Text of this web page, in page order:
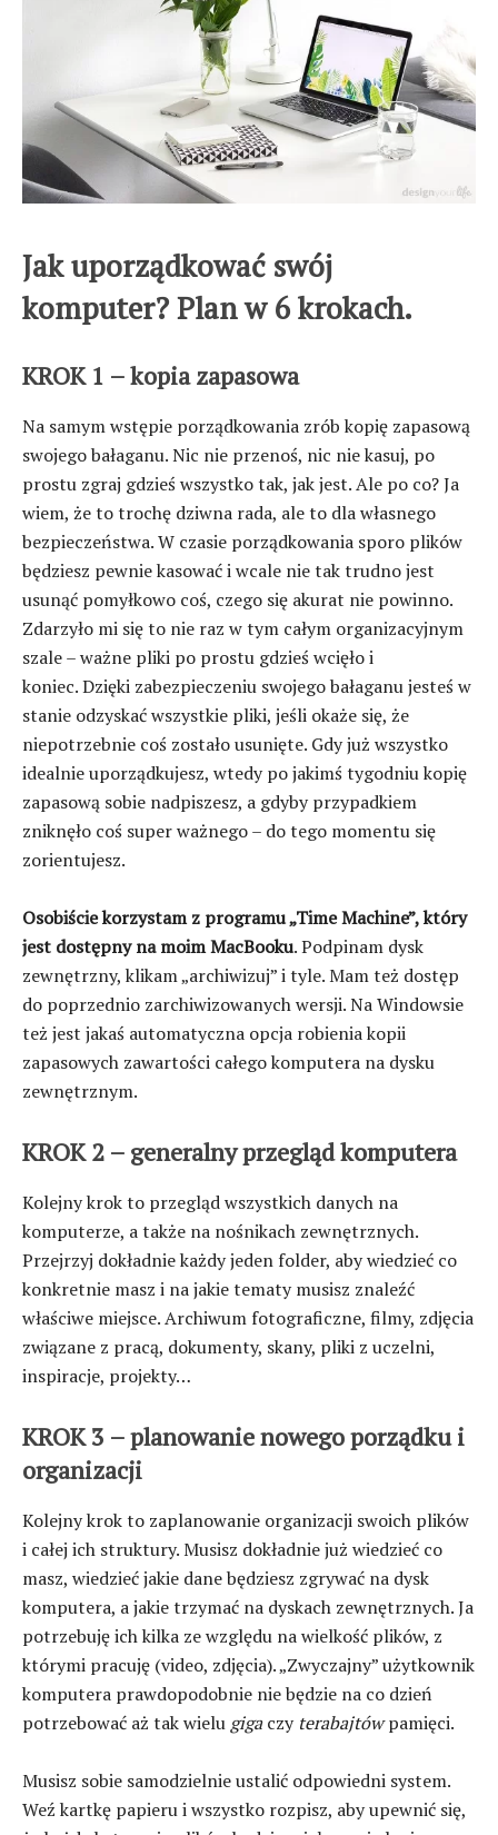
Jak uporządkować swój
komputer? Plan w 6 krokach.
KROK 1 – kopia zapasowa
Na samym wstępie porządkowania zrób kopię zapasową
swojego bałaganu. Nic nie przenoś, nic nie kasuj, po
prostu zgraj gdzieś wszystko tak, jak jest. Ale po co? Ja
wiem, że to trochę dziwna rada, ale to dla własnego
bezpieczeństwa. W czasie porządkowania sporo plików
będziesz pewnie kasować i wcale nie tak trudno jest
usunąć pomyłkowo coś, czego się akurat nie powinno.
Zdarzyło mi się to nie raz w tym całym organizacyjnym
szale – ważne pliki po prostu gdzieś wcięło i
koniec. Dzięki zabezpieczeniu swojego bałaganu jesteś w
stanie odzyskać wszystkie pliki, jeśli okaże się, że
niepotrzebnie coś zostało usunięte. Gdy już wszystko
idealnie uporządkujesz, wtedy po jakimś tygodniu kopię
zapasową sobie nadpiszesz, a gdyby przypadkiem
zniknęło coś super ważnego – do tego momentu się
zorientujesz.
Osobiście korzystam z programu „Time Machine”, który
jest dostępny na moim MacBooku. Podpinam dysk
zewnętrzny, klikam „archiwizuj” i tyle. Mam też dostęp
do poprzednio zarchiwizowanych wersji. Na Windowsie
też jest jakaś automatyczna opcja robienia kopii
zapasowych zawartości całego komputera na dysku
zewnętrznym.
KROK 2 – generalny przegląd komputera
Kolejny krok to przegląd wszystkich danych na
komputerze, a także na nośnikach zewnętrznych.
Przejrzyj dokładnie każdy jeden folder, aby wiedzieć co
konkretnie masz i na jakie tematy musisz znaleźć
właściwe miejsce. Archiwum fotograficzne, filmy, zdjęcia
związane z pracą, dokumenty, skany, pliki z uczelni,
inspiracje, projekty…
KROK 3 – planowanie nowego porządku i
organizacji
Kolejny krok to zaplanowanie organizacji swoich plików
i całej ich struktury. Musisz dokładnie już wiedzieć co
masz, wiedzieć jakie dane będziesz zgrywać na dysk
komputera, a jakie trzymać na dyskach zewnętrznych. Ja
potrzebuję ich kilka ze względu na wielkość plików, z
którymi pracuję (video, zdjęcia). „Zwyczajny” użytkownik
komputera prawdopodobnie nie będzie na co dzień
potrzebować aż tak wielu gigaczy terabajtówpamięci.
Musisz sobie samodzielnie ustalić odpowiedni system.
Weź kartkę papieru i wszystko rozpisz, aby upewnić się,